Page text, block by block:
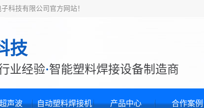
科技有限公司官方网站！
技
业经验·智能塑料焊接设备制造商
声波 自动塑料焊接机 产品中心 合作案例